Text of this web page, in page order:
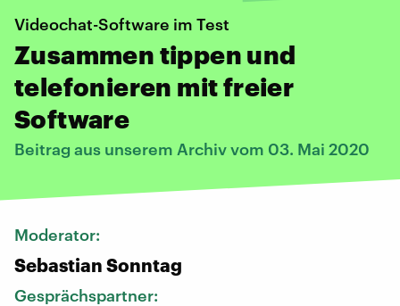
Videochat-Software im Test
Zusammen tippen und
telefonieren mit freier
Software
Beitrag aus unserem Archiv vom 03. Mai 2020
Moderator:
Sebastian Sonntag
Gesprächspartner: